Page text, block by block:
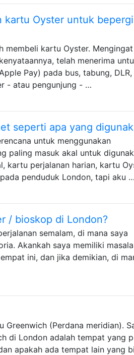
kartu Oyster untuk
membeli kartu Oyster. Mengingat
telah menerima
Pay) pada bus, tabung, DLR,
- atau pengunjung - …
seperti apa yang
untuk menggunakan
paling masuk akal untuk
kartu perjalanan harian, kartu
penduduk London, tapi aku …
/ bioskop di London?
semalam, di mana saya
Akankah saya memiliki
ini, dan jika demikian, di
Greenwich (Perdana meridian).
di London adalah tempat yang
apakah ada tempat lain yang